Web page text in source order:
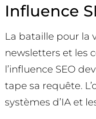
Influence
La bataille pour la
newsletters et les
l’influence SEO
tape sa requête.
systèmes d’IA et